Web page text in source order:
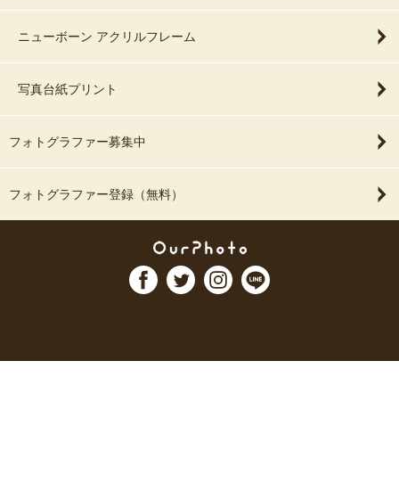
ニューボーン アクリルフレーム
写真台紙プリント
フォトグラファー募集中
フォトグラファー登録（無料）